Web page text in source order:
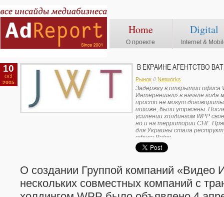
Home
О проекте
Digital
Internet &
10
oct
2005
В EКРАИНЕ АГЕНТСТВО
Рынок // Networks
Задержку в открытии офиса
Интернешнл» в начале года
просто не могут
похоже, были утрясены.
усилении холдингом WPP
но и на территории СНГ.
для Украины стала
офиса Bates.
О создании Группой компаний
нескольких совместных компаний с